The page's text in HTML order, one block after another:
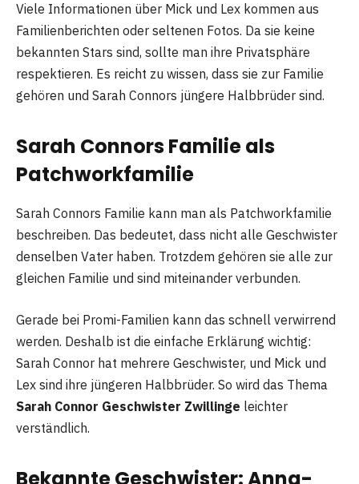
Viele Informationen über Mick und Lex kommen aus
Familienberichten oder seltenen Fotos. Da sie keine
bekannten Stars sind, sollte man ihre Privatsphäre
respektieren. Es reicht zu wissen, dass sie zur Familie
gehören und Sarah Connors jüngere Halbbrüder sind.
Sarah Connors Familie als
Patchworkfamilie
Sarah Connors Familie kann man als Patchworkfamilie
beschreiben. Das bedeutet, dass nicht alle Geschwister
denselben Vater haben. Trotzdem gehören sie alle zur
gleichen Familie und sind miteinander verbunden.
Gerade bei Promi-Familien kann das schnell verwirrend
werden. Deshalb ist die einfache Erklärung wichtig:
Sarah Connor hat mehrere Geschwister, und Mick und
Lex sind ihre jüngeren Halbbrüder. So wird das Thema
Sarah Connor Geschwister Zwillinge leichter
verständlich.